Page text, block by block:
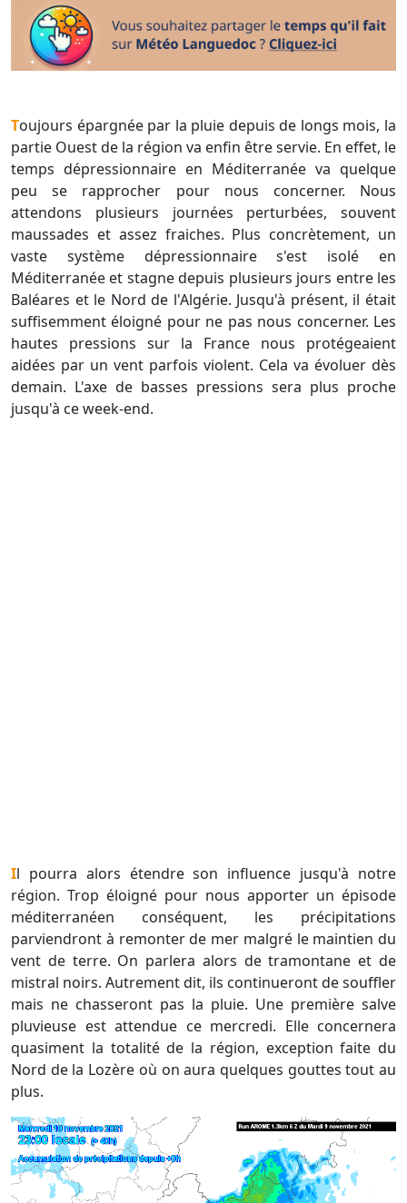
Toujours épargnée par la pluie depuis de longs mois, la
partie Ouest de la région va enfin être servie. En effet, le
temps dépressionnaire en Méditerranée va quelque
peu se rapprocher pour nous concerner. Nous
attendons plusieurs journées perturbées, souvent
maussades et assez fraiches. Plus concrètement, un
vaste système dépressionnaire s'est isolé en
Méditerranée et stagne depuis plusieurs jours entre les
Baléares et le Nord de l'Algérie. Jusqu'à présent, il était
suffisemment éloigné pour ne pas nous concerner. Les
hautes pressions sur la France nous protégeaient
aidées par un vent parfois violent. Cela va évoluer dès
demain. L'axe de basses pressions sera plus proche
jusqu'à ce week-end.
Il pourra alors étendre son influence jusqu'à notre
région. Trop éloigné pour nous apporter un épisode
méditerranéen conséquent, les précipitations
parviendront à remonter de mer malgré le maintien du
vent de terre. On parlera alors de tramontane et de
mistral noirs. Autrement dit, ils continueront de souffler
mais ne chasseront pas la pluie. Une première salve
pluvieuse est attendue ce mercredi. Elle concernera
quasiment la totalité de la région, exception faite du
Nord de la Lozère où on aura quelques gouttes tout au
plus.